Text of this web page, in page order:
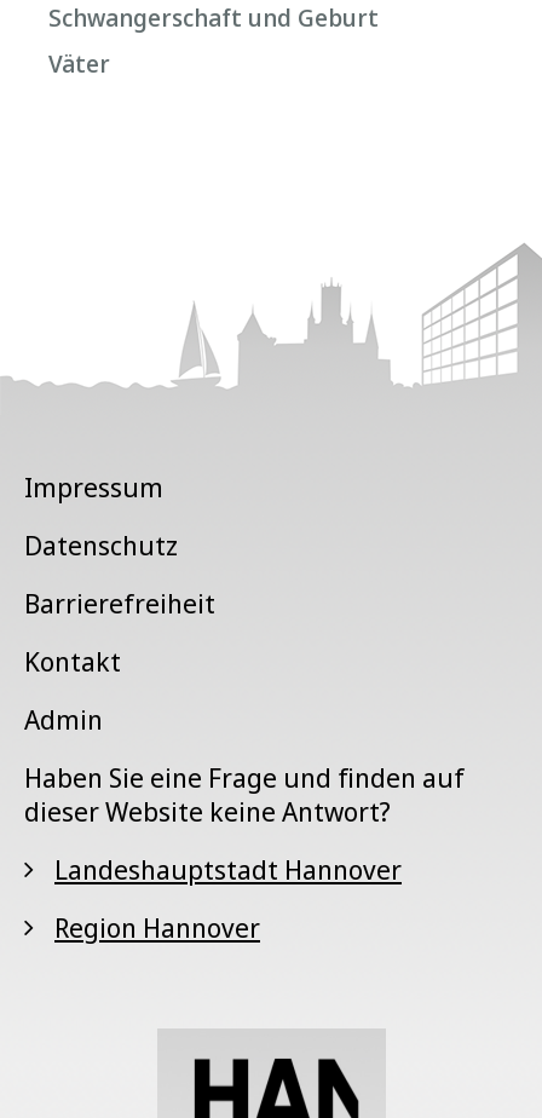
Schwangerschaft und Geburt
Väter
Impressum
Datenschutz
Barrierefreiheit
Kontakt
Admin
Haben Sie eine Frage und finden auf
dieser Website keine Antwort?
Landeshauptstadt Hannover
Region Hannover